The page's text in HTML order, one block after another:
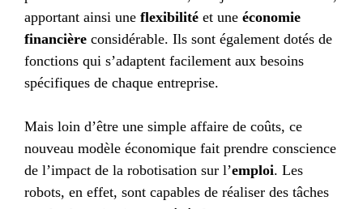
apportant ainsi une flexibilité et une économie
financière considérable. Ils sont également dotés de
fonctions qui s’adaptent facilement aux besoins
spécifiques de chaque entreprise.
Mais loin d’être une simple affaire de coûts, ce
nouveau modèle économique fait prendre conscience
de l’impact de la robotisation sur l’emploi. Les
robots, en effet, sont capables de réaliser des tâches